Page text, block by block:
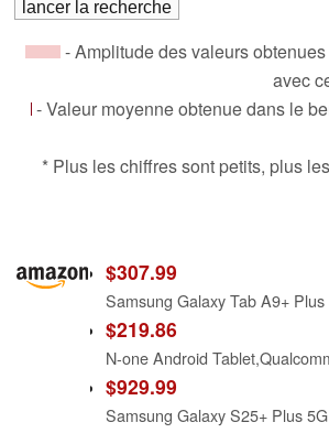
- Amplitude des valeurs
avec
- Valeur moyenne obtenue dans le
* Plus les chiffres sont petits, plus
$307.99
$219.86
$929.99